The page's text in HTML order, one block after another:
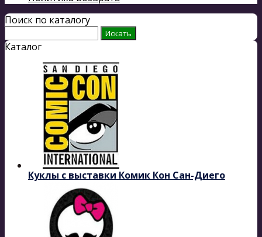
Поиск по каталогу
Каталог
Куклы с выставки Комик Кон Сан-Диего